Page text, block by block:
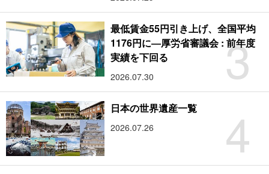
3
最低賃金55円引き上げ、全国平均
1176円に―厚労省審議会 : 前年度
実績を下回る
2026.07.30
4
日本の世界遺産一覧
2026.07.26